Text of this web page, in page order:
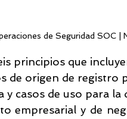
de Seguridad SOC |
principios que
de origen de registro
y casos de uso para la
empresarial y de